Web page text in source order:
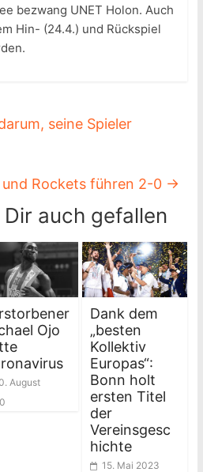
bezwang UNET Holon. Auch
Hin- (24.4.) und Rückspiel
seine Spieler
Rockets führen 2-0 →
auch gefallen
Ojo
August
Dank dem
„besten
Kollektiv
Europas“:
Bonn holt
ersten Titel
der
Vereinsgesc
hichte
15. Mai 2023